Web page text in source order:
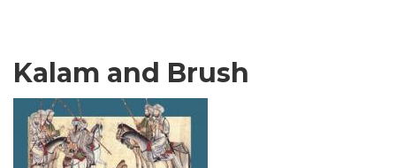
Kalam and Brush